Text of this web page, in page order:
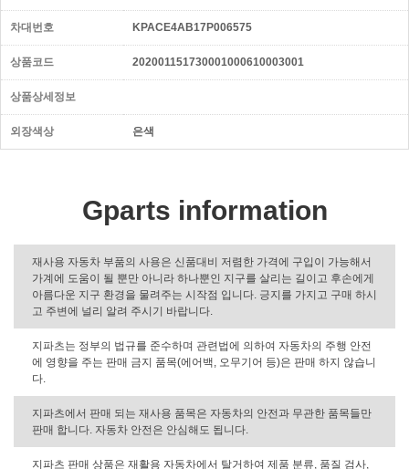
차대번호 KPACE4AB17P006575
상품코드 202001151730001000610003001
상품상세정보
외장색상 은색
Gparts information
재사용 자동차 부품의 사용은 신품대비 저렴한 가격에 구입이 가능해서
가계에 도움이 될 뿐만 아니라 하나뿐인 지구를 살리는 길이고 후손에게
아름다운 지구 환경을 물려주는 시작점 입니다. 긍지를 가지고 구매 하시
고 주변에 널리 알려 주시기 바랍니다.
지파츠는 정부의 법규를 준수하며 관련법에 의하여 자동차의 주행 안전
에 영향을 주는 판매 금지 품목(에어백, 오무기어 등)은 판매 하지 않습니
다.
지파츠에서 판매 되는 재사용 품목은 자동차의 안전과 무관한 품목들만
판매 합니다. 자동차 안전은 안심해도 됩니다.
지파츠 판매 상품은 재활용 자동차에서 탈거하여 제품 분류, 품질 검사,